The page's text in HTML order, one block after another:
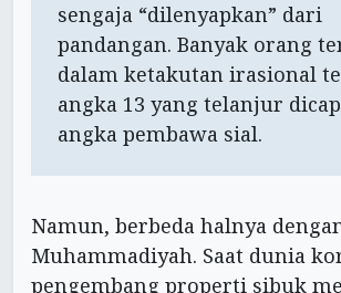
sengaja “dilenyapkan” dari
pandangan. Banyak orang
dalam ketakutan irasional
angka 13 yang telanjur
angka pembawa sial.
Namun, berbeda halnya
Muhammadiyah. Saat dunia
pengembang properti sibuk